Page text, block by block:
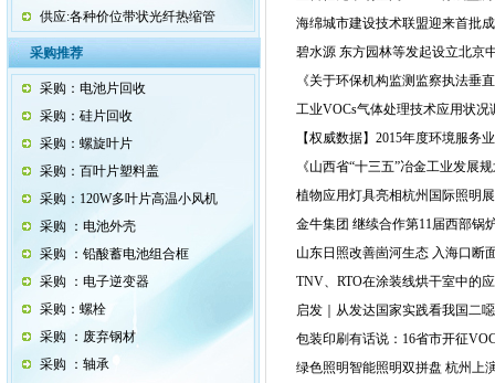
供应:各种价位带状光纤热缩管
采购推荐
采购：电池片回收
采购：硅片回收
采购：螺旋叶片
采购：百叶片塑料盖
采购：120W多叶片高温小风机
采购 ：电池外壳
采购 ：铅酸蓄电池组合框
采购 ：电子逆变器
采购：螺栓
采购 ：废弃钢材
采购 ：轴承
海绵城市建设技术联盟迎来首批
碧水源 东方园林等发起设立北京
《关于环保机构监测监察执法垂
工业VOCs气体处理技术应用状况
【权威数据】2015年度环境服务
《山西省“十三五”冶金工业发展
植物应用灯具亮相杭州国际照明展
金牛集团 继续合作第11届西部锅
山东日照改善崮河生态 入海口断
TNV、RTO在涂装线烘干室中的
启发｜从发达国家实践看我国二
包装印刷有话说：16省市开征
绿色照明智能照明双拼盘 杭州上